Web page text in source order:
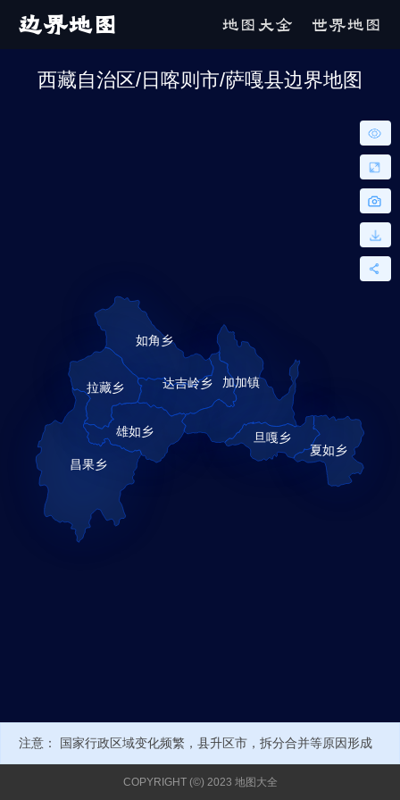
边界地图 地图大全 世界地图
注意： 国家行政区域变化频繁，县升区市，拆分合并等原因形成
新的行政编号或名称，可能导致部分数据不正确。当前经纬度来自
COPYRIGHT (©) 2023 地图大全